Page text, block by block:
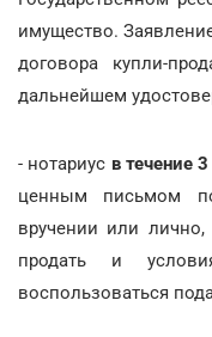
имущество.
договора купли-
дальнейшем
- нотариус в течение
ценным письмом
вручении или
продать и
воспользоваться